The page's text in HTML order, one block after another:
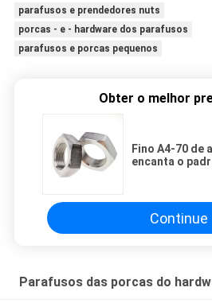
parafusos e prendedores nuts
porcas - e - hardware dos parafusos
parafusos e porcas pequenos
Obter o melhor
Fino A4-70 de
encanta o
Continue
Parafusos das porcas do